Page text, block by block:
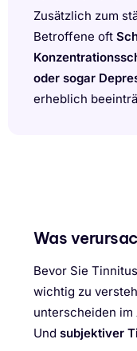
Zusätzlich zum
Betroffene oft
oder sogar
erheblich
Was
Bevor Sie
wichtig zu
unterscheiden
Und subjektiver